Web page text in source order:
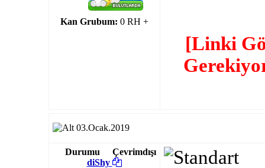
Kan Grubum: 0 RH +
[Linki
03.Ocak.2019
Durumu
Çevrimdışı
diShy